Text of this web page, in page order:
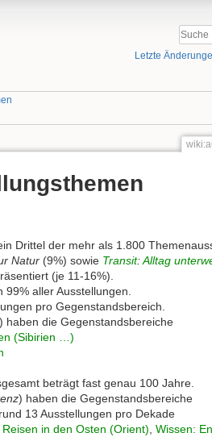
Letzte
Drittel der mehr als 1.800
Natur (9%) sowie Transit:Alltag
(je 11-16%).
99% aller Ausstellungen.
pro Gegenstandsbereich.
) haben die Gegenstandsbereiche
(Sibirien …)
beträgt fast genau 100 Jahre.
) haben die Gegenstandsbereiche
13 Ausstellungen pro Dekade
Reisen in den Osten (Orient), Wissen: